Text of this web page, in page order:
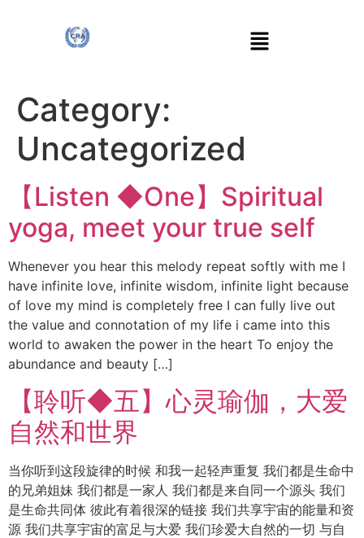
Category:
Uncategorized
【Listen ◆One】Spiritual
yoga, meet your true self
Whenever you hear this melody repeat softly with me I
have infinite love, infinite wisdom, infinite light because
of love my mind is completely free I can fully live out
the value and connotation of my life i came into this
world to awaken the power in the heart To enjoy the
abundance and beauty […]
【聆听◆五】心灵瑜伽，大爱
自然和世界
当你听到这段旋律的时候 和我一起轻声重复 我们都是生命中
的兄弟姐妹 我们都是一家人 我们都是来自同一个源头 我们
是生命共同体 彼此有着很深的链接 我们共享宇宙的能量和资
源 我们共享宇宙的富足与大爱 我们珍爱大自然的一切 与自